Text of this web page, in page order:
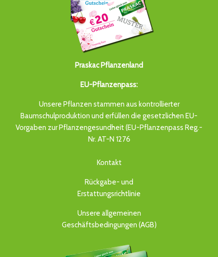
Praskac Pflanzenland
EU-Pflanzenpass:
Unsere Pflanzen stammen aus kontrollierter
Baumschulproduktion und erfüllen die gesetzlichen EU-
Vorgaben zur Pflanzengesundheit (EU-Pflanzenpass Reg.-
Nr. AT-N 1276
Kontakt
Rückgabe- und
Erstattungsrichtlinie
Unsere allgemeinen
Geschäftsbedingungen (AGB)